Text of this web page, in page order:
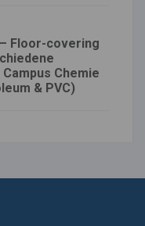
Floor-covering
Chemie
& PVC)